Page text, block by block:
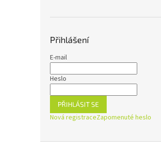
Přihlášení
E-mail
Heslo
PŘIHLÁSIT SE
Nová registraceZapomenuté heslo